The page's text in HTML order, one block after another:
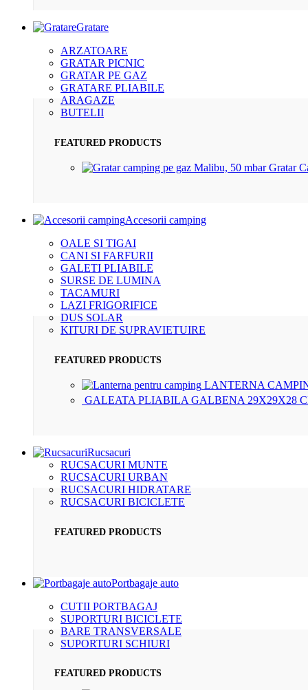
Gratare
ARZATOARE
GRATAR PICNIC
GRATAR PE GAZ
GRATARE PLIABILE
ARAGAZE
BUTELII
FEATURED PRODUCTS
Gratar
Accesorii camping
OALE SI TIGAI
CANI SI FARFURII
GALETI PLIABILE
SURSE DE LUMINA
TACAMURI
LAZI FRIGORIFICE
DUS SOLAR
KITURI DE SUPRAVIETUIRE
FEATURED PRODUCTS
LANTERNA
GALEATA PLIABILA GALBENA 29X29X28
Rucsacuri
RUCSACURI MUNTE
RUCSACURI URBAN
RUCSACURI HIDRATARE
RUCSACURI BICICLETE
FEATURED PRODUCTS
Portbagaje auto
CUTII PORTBAGAJ
SUPORTURI BICICLETE
BARE TRANSVERSALE
SUPORTURI SCHIURI
FEATURED PRODUCTS